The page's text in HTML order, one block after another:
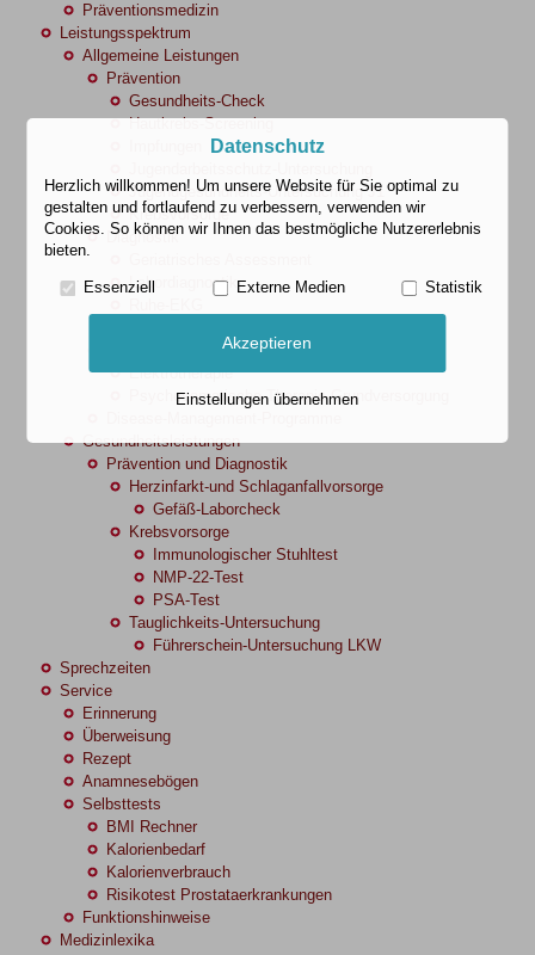
Präventionsmedizin
Leistungsspektrum
Allgemeine Leistungen
Prävention
Gesundheits-Check
Hautkrebs-Screening
Jugendgesundheits-Untersuchung J1
Krebsvorsorge
Diagnostik
Labordiagnostik
Elektrotherapie
Psychosomatische Therapie-Grundversorgung
Gesundheitsleistungen
Prävention und Diagnostik
Herzinfarkt-und Schlaganfallvorsorge
Gefäß-Laborcheck
Krebsvorsorge
Immunologischer Stuhltest
NMP-22-Test
PSA-Test
Tauglichkeits-Untersuchung
Führerschein-Untersuchung LKW
Sprechzeiten
Service
Erinnerung
Überweisung
Rezept
Anamnesebögen
Selbsttests
BMI Rechner
Kalorienbedarf
Kalorienverbrauch
Risikotest Prostataerkrankungen
Funktionshinweise
Medizinlexika
Datenschutz
Herzlich willkommen! Um unsere Website für Sie optimal zu
gestalten und fortlaufend zu verbessern, verwenden wir
Cookies. So können wir Ihnen das bestmögliche Nutzererlebnis
bieten.
Essenziell Externe Medien Statistik
Akzeptieren
Einstellungen übernehmen